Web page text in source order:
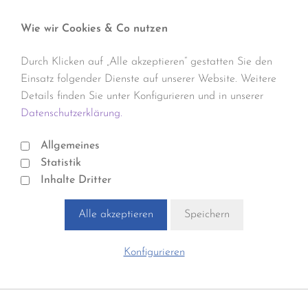
Wie wir Cookies & Co nutzen
Durch Klicken auf „Alle akzeptieren“ gestatten Sie den
Einsatz folgender Dienste auf unserer Website. Weitere
Details finden Sie unter Konfigurieren und in unserer
Datenschutzerklärung.
Allgemeines
Statistik
Inhalte Dritter
Alle akzeptieren Speichern
Konfigurieren